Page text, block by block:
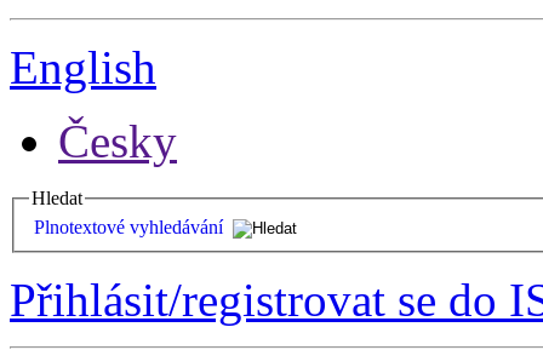
English
Česky
Hledat
Plnotextové vyhledávání
Přihlásit/registrovat se do